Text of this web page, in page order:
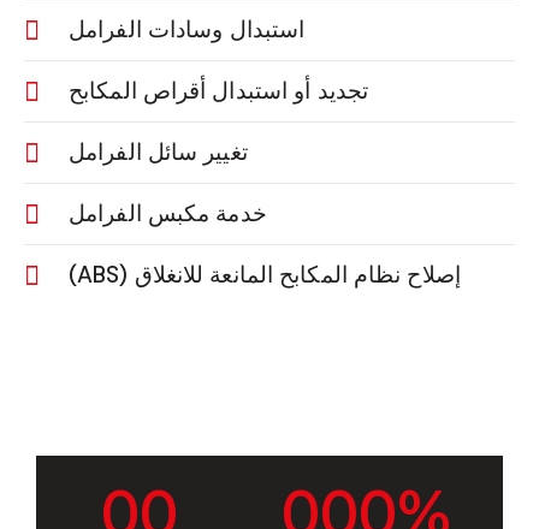
استبدال وسادات الفرامل
تجديد أو استبدال أقراص المكابح
تغيير سائل الفرامل
خدمة مكبس الفرامل
إصلاح نظام المكابح المانعة للانغلاق (ABS)
000%
00